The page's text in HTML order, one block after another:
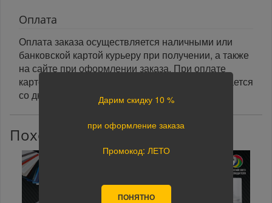
Оплата
Оплата заказа осуществляется наличными или
банковской картой курьеру при получении, а также
на сайте при оформлении заказа. При оплате
картой на сайте указанный срок доставки считается
со дня поступления оплаты.
Похожие товары
Дарим скидку 10 %
при оформление заказа
Промокод: ЛЕТО
ПОНЯТНО